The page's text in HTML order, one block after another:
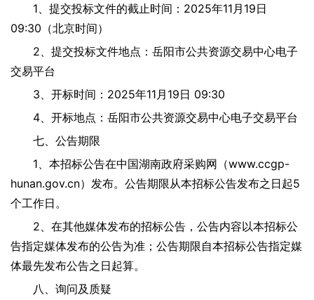
1、提交投标文件的截止时间：2025年11月19日
09:30（北京时间）
2、提交投标文件地点：岳阳市公共资源交易中心电子
交易平台
3、开标时间：2025年11月19日 09:30
4、开标地点：岳阳市公共资源交易中心电子交易平台
七、公告期限
1、本招标公告在中国湖南政府采购网（www.ccgp-
hunan.gov.cn）发布。公告期限从本招标公告发布之日起5
个工作日。
2、在其他媒体发布的招标公告，公告内容以本招标公
告指定媒体发布的公告为准；公告期限自本招标公告指定媒
体最先发布公告之日起算。
八、询问及质疑